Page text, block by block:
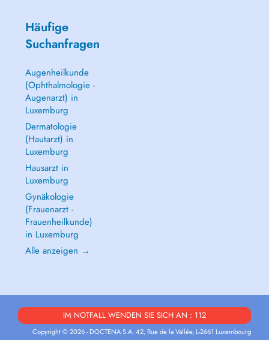
Häufige
Suchanfragen
Augenheilkunde
(Ophthalmologie -
Augenarzt) in
Luxemburg
Dermatologie
(Hautarzt) in
Luxemburg
Hausarzt in
Luxemburg
Gynäkologie
(Frauenarzt -
Frauenheilkunde)
in Luxemburg
Alle anzeigen →
IM NOTFALL WENDEN SIE SICH AN : 112
Copyright © 2026 - DOCTENA S.A. 42, Rue de la Vallée, L-2661 Luxembourg